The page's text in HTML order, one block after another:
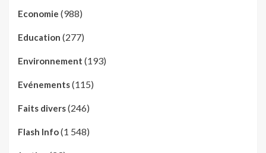
Economie (988)
Education (277)
Environnement (193)
Evénements(115)
Faits divers(246)
Flash Info(1 548)